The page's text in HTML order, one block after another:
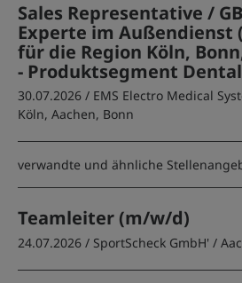
Sales Representative /
Experte im Außendienst
für die Region Köln,
- Produktsegment Dental
30.07.2026 / EMS Electro Medical
Köln, Aachen, Bonn
verwandte und ähnliche
Teamleiter (m/w/d)
24.07.2026 / SportScheck GmbH' /